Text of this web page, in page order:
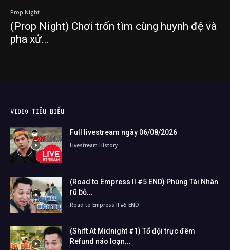
Prop Night
(Prop Night) Chơi trốn tìm cùng huynh đệ và
pha xử...
VIDEO TIÊU BIỂU
Full livestream ngày 06/08/2026
Livestream History
(Road to Empress II #5 END) Phùng Tài Nhân
rũ bỏ...
Road to Empress II #5 END
(Shift At Midnight #1) Tổ đội trực đêm
Refund náo loạn...